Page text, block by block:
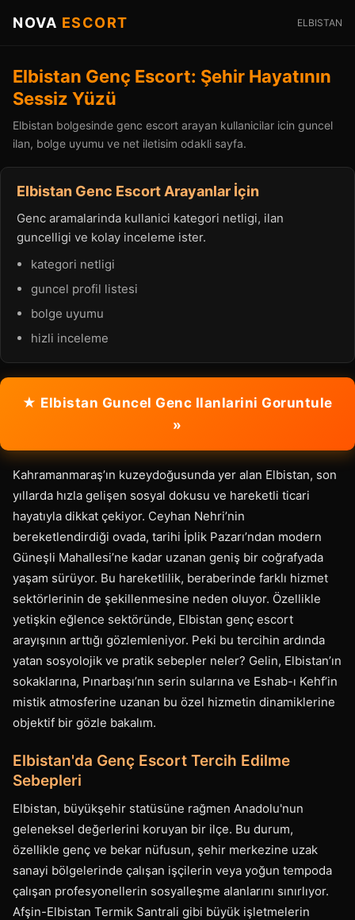
NOVA ESCORT ELBISTAN
Elbistan Genç Escort: Şehir Hayatının
Sessiz Yüzü
Elbistan bolgesinde genc escort arayan kullanicilar icin guncel
ilan, bolge uyumu ve net iletisim odakli sayfa.
Elbistan Genc Escort Arayanlar İçin
Genc aramalarinda kullanici kategori netligi, ilan
guncelligi ve kolay inceleme ister.
kategori netligi
guncel profil listesi
bolge uyumu
hizli inceleme
★ Elbistan Guncel Genc Ilanlarini Goruntule
»
Kahramanmaraş’ın kuzeydoğusunda yer alan Elbistan, son
yıllarda hızla gelişen sosyal dokusu ve hareketli ticari
hayatıyla dikkat çekiyor. Ceyhan Nehri’nin
bereketlendirdiği ovada, tarihi İplik Pazarı’ndan modern
Güneşli Mahallesi’ne kadar uzanan geniş bir coğrafyada
yaşam sürüyor. Bu hareketlilik, beraberinde farklı hizmet
sektörlerinin de şekillenmesine neden oluyor. Özellikle
yetişkin eğlence sektöründe, Elbistan genç escort
arayışının arttığı gözlemleniyor. Peki bu tercihin ardında
yatan sosyolojik ve pratik sebepler neler? Gelin, Elbistan’ın
sokaklarına, Pınarbaşı’nın serin sularına ve Eshab-ı Kehf’in
mistik atmosferine uzanan bu özel hizmetin dinamiklerine
objektif bir gözle bakalım.
Elbistan'da Genç Escort Tercih Edilme
Sebepleri
Elbistan, büyükşehir statüsüne rağmen Anadolu'nun
geleneksel değerlerini koruyan bir ilçe. Bu durum,
özellikle genç ve bekar nüfusun, şehir merkezine uzak
sanayi bölgelerinde çalışan işçilerin veya yoğun tempoda
çalışan profesyonellerin sosyalleşme alanlarını sınırlıyor.
Afşin-Elbistan Termik Santrali gibi büyük işletmelerin